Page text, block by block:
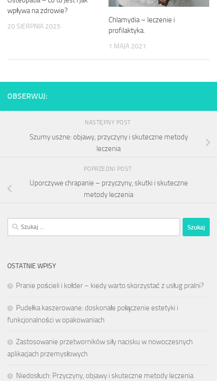
wpływa na zdrowie?
20 SIERPNIA 2025
Chlamydia – leczenie i
profilaktyka.
1 MAJA 2021
OBSERWUJ:
NASTĘPNY POST
Szumy uszne: objawy, przyczyny i skuteczne metody
leczenia
POPRZEDNI POST
Uporczywe chrapanie – przyczyny, skutki i skuteczne
metody leczenia
Szukaj:
OSTATNIE WPISY
Pranie pościeli i kołder – kiedy warto skorzystać z usług pralni?
Pudełka kaszerowane: doskonałe połączenie estetyki i
funkcjonalności w opakowaniach
Zastosowanie przetworników siły nacisku w nowoczesnych
aplikacjach przemysłowych
Niedosłuch: Przyczyny, objawy i skuteczne metody leczenia